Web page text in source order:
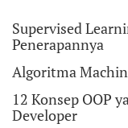
Supervised
Penerapannya
Algoritma
12 Konsep OOP
Developer